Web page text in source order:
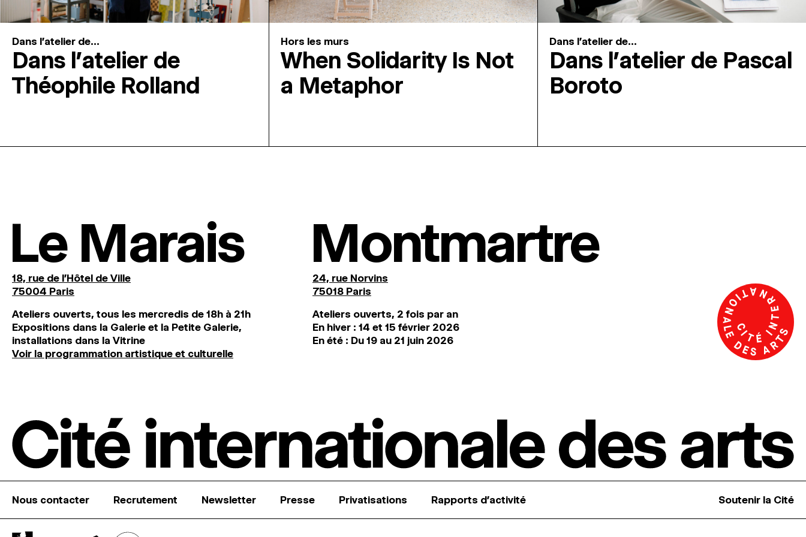
Dans l'atelier de...
Dans l’atelier de
Théophile Rolland
Hors les murs
When Solidarity Is Not
a Metaphor
Dans l'atelier de...
Dans l’atelier de Pascal
Boroto
Le Marais
18, rue de l'Hôtel de Ville
75004 Paris
Ateliers ouverts, tous les mercredis de 18h à 21h
Expositions dans la Galerie et la Petite Galerie,
installations dans la Vitrine
Voir la programmation artistique et culturelle
Montmartre
24, rue Norvins
75018 Paris
Ateliers ouverts, 2 fois par an
En hiver : 14 et 15 février 2026
En été : Du 19 au 21 juin 2026
Nous contacter Recrutement Newsletter Presse Privatisations Rapports d’activité Soutenir la Cité